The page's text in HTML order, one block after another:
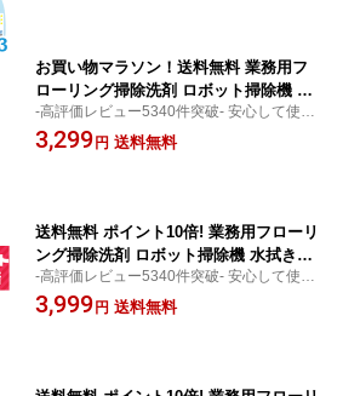
お買い物マラソン！送料無料 業務用フ
ローリング掃除洗剤 ロボット掃除機 水
拭きロボット ロボ掃除機 ルンバ ブラー
バ ブラーバジェット 洗剤 代用 代替 節
-高評価レビュー5340件突破- 安心して使え
るフローリング洗剤の決定版!床拭きロボな
ら一回当たり0.99円の超安コスパ♪しかもコ
3,299 円 送料無料
送料無料 ポイント10倍! 業務用フローリ
ング掃除洗剤 ロボット掃除機 水拭きロ
ボット ロボ掃除機 ルンバ ブラーバ 洗
剤 代用 代替 節約 赤ちゃん 幼児 ペット
-高評価レビュー5340件突破- 安心して使え
るフローリング洗剤の決定版!床拭きロボな
ら一回当たり0.99円の超安コスパ♪しかもコ
3,999 円 送料無料